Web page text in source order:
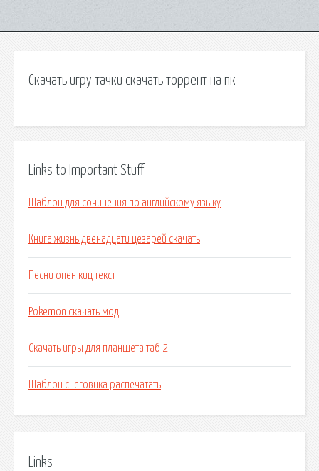
Скачать игру тачки скачать торрент на пк
Links to Important Stuff
Шаблон для сочинения по английскому языку
Книга жизнь двенадцати цезарей скачать
Песни опен киц текст
Pokemon скачать мод
Скачать игры для планшета таб 2
Шаблон снеговика распечатать
Links